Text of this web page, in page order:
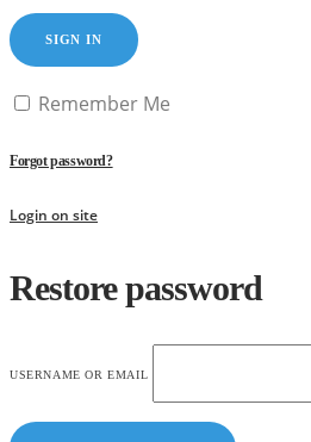
SIGN IN
Remember Me
Forgot password?
Login on site
Restore password
USERNAME OR EMAIL